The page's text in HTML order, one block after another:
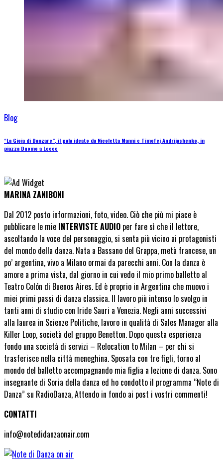
Blog
“La Gioia di Danzare”, il gala ideato da Nicoletta Manni e Timofej Andrijashenko, in
piazza Duomo a Lecce
MARINA ZANIBONI
Dal 2012 posto informazioni, foto, video. Ciò che più mi piace è
pubblicare le mie INTERVISTE AUDIO per fare sì che il lettore,
ascoltando la voce del personaggio, si senta più vicino ai protagonisti
del mondo della danza. Nata a Bassano del Grappa, metà francese, un
po’ argentina, vivo a Milano ormai da parecchi anni. Con la danza è
amore a prima vista, dal giorno in cui vedo il mio primo balletto al
Teatro Colón di Buenos Aires. Ed è proprio in Argentina che muovo i
miei primi passi di danza classica. Il lavoro più intenso lo svolgo in
tanti anni di studio con Iride Sauri a Venezia. Negli anni successivi
alla laurea in Scienze Politiche, lavoro in qualità di Sales Manager alla
Killer Loop, società del gruppo Benetton. Dopo questa esperienza
fondo una società di servizi – Relocation to Milan – per chi si
trasferisce nella città meneghina. Sposata con tre figli, torno al
mondo del balletto accompagnando mia figlia a lezione di danza. Sono
insegnante di Soria della danza ed ho condotto il programma “Note di
Danza” su RadioDanza, Attendo in fondo ai post i vostri commenti!
CONTATTI
info@notedidanzaonair.com